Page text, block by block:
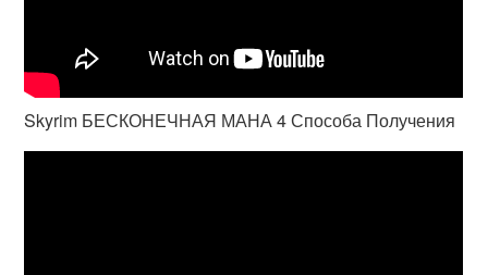
Skyrim БЕСКОНЕЧНАЯ МАНА 4 Способа Получения